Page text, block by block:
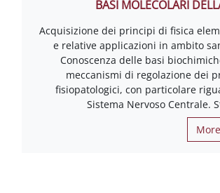
BASI MOLECOLARI
Acquisizione dei principi di fisica
e relative applicazioni in ambito
Conoscenza delle basi
meccanismi di regolazione dei
fisiopatologici, con particolare
Sistema Nervoso Centrale.